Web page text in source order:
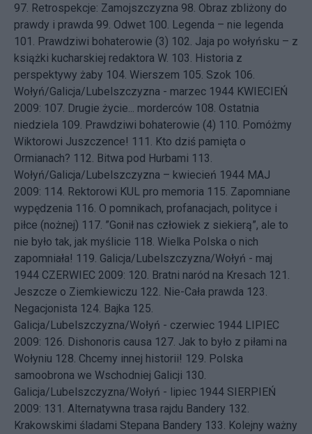
97. Retrospekcje: Zamojszczyzna 98. Obraz zbliżony do
prawdy i prawda 99. Odwet 100. Legenda – nie legenda
101.
Prawdziwi bohaterowie (3) 102. Jaja po wołyńsku – z
książki kucharskiej redaktora W. 103. Historia z
perspektywy żaby 104. Wierszem 105. Szok 106.
Wołyń/Galicja/Lubelszczyzna - marzec 1944 KWIECIEŃ
2009: 107. Drugie życie... morderców 108. Ostatnia
niedziela 109. Prawdziwi bohaterowie (4) 110. Pomóżmy
Wiktorowi Juszczence! 111.
Kto dziś pamięta o
Ormianach? 112. Bitwa pod Hurbami 113.
Wołyń/Galicja/Lubelszczyzna – kwiecień 1944 MAJ
2009: 114. Rektorowi KUL pro memoria 115. Zapomniane
wypędzenia 116. O pomnikach, profanacjach, polityce i
piłce (nożnej) 117. ”Gonił nas człowiek z siekierą”, ale to
nie było tak, jak myślicie 118. Wielka Polska o nich
zapomniała! 119. Galicja/Lubelszczyzna/Wołyń - maj
1944 CZERWIEC 2009: 120. Bratni naród na Kresach 121.
Jeszcze o Ziemkiewiczu 122. Nie-Cała prawda 123.
Negacjonista 124. Bajka 125.
Galicja/Lubelszczyzna/Wołyń - czerwiec 1944 LIPIEC
2009: 126. Dishonoris causa 127. Jak to było z piłami na
Wołyniu 128. Chcemy innej historii! 129. Polska
samoobrona we Wschodniej Galicji 130.
Galicja/Lubelszczyzna/Wołyń - lipiec 1944 SIERPIEŃ
2009: 131. Alternatywna trasa rajdu Bandery 132.
Krakowskimi śladami Stepana Bandery 133. Kolejny ważny